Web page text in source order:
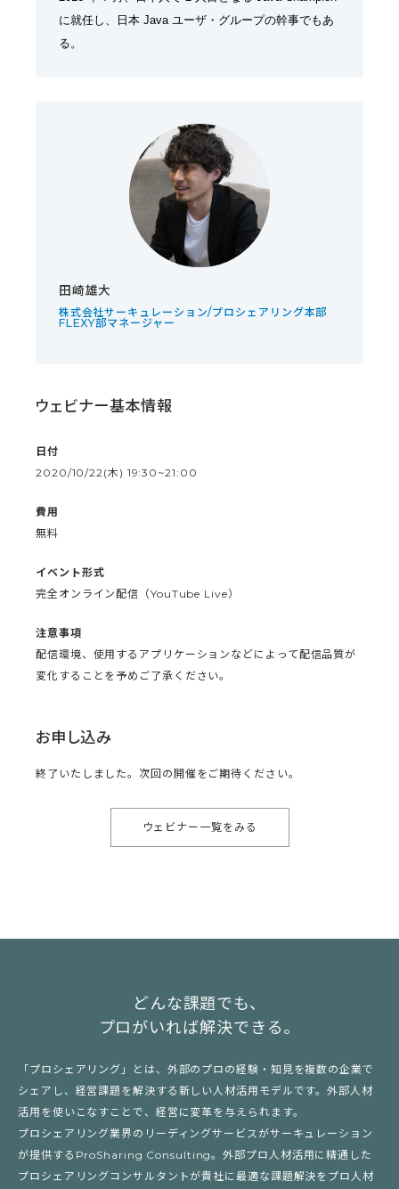
に就任し、日本 Java ユーザ・グループの幹事でもあ
る。
田崎雄大
株式会社サーキュレーション/プロシェアリング本部
FLEXY部マネージャー
ウェビナー基本情報
日付
2020/10/22(木) 19:30~21:00
費用
無料
イベント形式
完全オンライン配信（YouTube Live）
注意事項
配信環境、使用するアプリケーションなどによって配信品質が
変化することを予めご了承ください。
お申し込み
終了いたしました。次回の開催をご期待ください。
ウェビナー一覧をみる
どんな課題でも、
プロがいれば解決できる。
「プロシェアリング」とは、外部のプロの経験・知見を複数の企業で
シェアし、経営課題を解決する新しい人材活用モデルです。外部人材
活用を使いこなすことで、経営に変革を与えられます。
プロシェアリング業界のリーディングサービスがサーキュレーション
が提供するProSharing Consulting。外部プロ人材活用に精通した
プロシェアリングコンサルタントが貴社に最適な課題解決をプロ人材